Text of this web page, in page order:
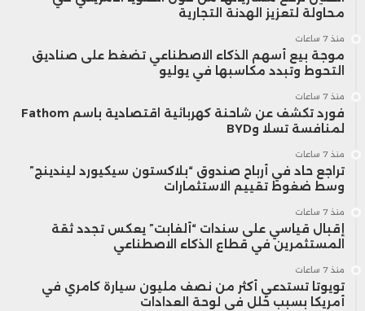
محاولة لتعزيز الهدنة التجارية
منذ 7 ساعات
موجة بيع أسهم الذكاء الاصطناعي تضغط على صناديق
التحوط وتبدد مكاسبها في يوليو
منذ 7 ساعات
فورد تكشف عن شاحنة كهربائية اقتصادية باسم Fathom
لمنافسة تسلا وBYD
منذ 7 ساعات
تراجع حاد في أرباح صندوق “بلاكستون سيكيورد ليندينج”
وسط ضغوط تقييم الاستثمارات
منذ 7 ساعات
إقبال قياسي على سندات “ألفابت” يعكس تجدد ثقة
المستثمرين في قطاع الذكاء الاصطناعي
منذ 7 ساعات
تويوتا تستدعي أكثر من نصف مليون سيارة كامري في
أمريكا بسبب خلل في لوحة العدادات